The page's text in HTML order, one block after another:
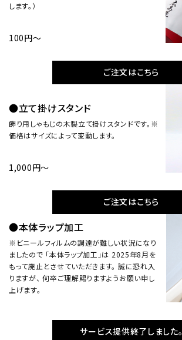
します。）
100円～
ご注文はこちら
●立て掛けスタンド
飾り用しゃもじの木製立て掛けスタンドです。※
価格はサイズによって変動します。
1,000円～
ご注文はこちら
●本体ラップ加工
※ビニールフィルムの調達が難しい状況になり
ましたので 「本体ラップ加工」は 2025年8月を
もって廃止とさせていただきます。 誠に恐れ入
りますが、 何卒ご理解賜りますようお願い申し
上げます。
サービス提供終了しました。